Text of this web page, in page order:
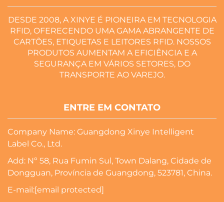
DESDE 2008, A XINYE É PIONEIRA EM TECNOLOGIA
RFID, OFERECENDO UMA GAMA ABRANGENTE DE
CARTÕES, ETIQUETAS E LEITORES RFID. NOSSOS
PRODUTOS AUMENTAM A EFICIÊNCIA E A
SEGURANÇA EM VÁRIOS SETORES, DO
TRANSPORTE AO VAREJO.
ENTRE EM CONTATO
Company Name: Guangdong Xinye Intelligent
Label Co., Ltd.
Add: Nº 58, Rua Fumin Sul, Town Dalang, Cidade de
Dongguan, Província de Guangdong, 523781, China.
E-mail:[email protected]